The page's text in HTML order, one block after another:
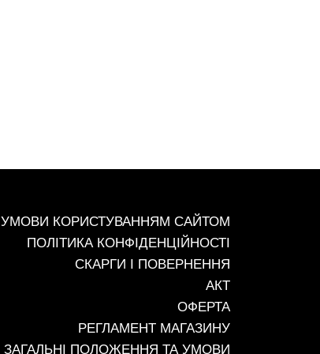
УМОВИ КОРИСТУВАННЯМ САЙТОМ
ПОЛІТИКА КОНФІДЕНЦІЙНОСТІ
СКАРГИ І ПОВЕРНЕННЯ
АКТ
ОФЕРТА
РЕГЛАМЕНТ МАГАЗИНУ
ЗАГАЛЬНІ ПОЛОЖЕННЯ ТА УМОВИ